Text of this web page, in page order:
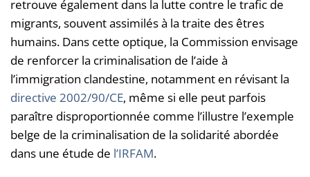
retrouve également dans la lutte contre le trafic de
migrants, souvent assimilés à la traite des êtres
humains. Dans cette optique, la Commission envisage
de renforcer la criminalisation de l’aide à
l’immigration clandestine, notamment en révisant la
directive 2002/90/CE, même si elle peut parfois
paraître disproportionnée comme l’illustre l’exemple
belge de la criminalisation de la solidarité abordée
dans une étude de l’IRFAM.